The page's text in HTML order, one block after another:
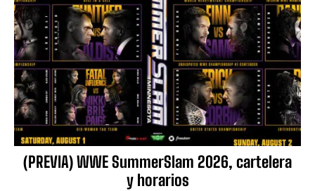
(PREVIA) WWE SummerSlam 2026, cartelera
y horarios